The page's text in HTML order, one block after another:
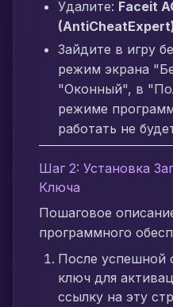
Удалите: Faceit
Зайдите в игру
режим экрана
"Оконный", в
режиме
работать не
Шаг 2: Установка
Ключа
Пошаговое
программного
После успешной
ключ для
ссылку на эту